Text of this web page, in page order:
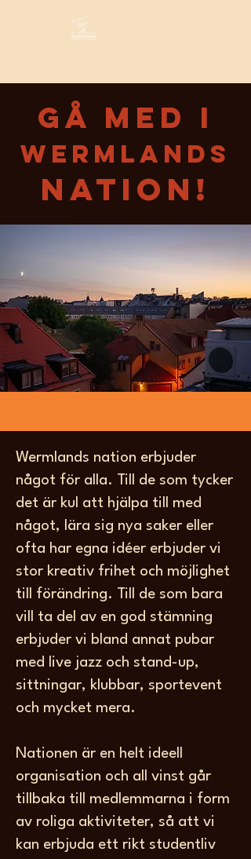
GÅ med i
wermlands
NATION!
Wermlands nation erbjuder
något för alla. Till de som tycker
det är kul att hjälpa till med
något, lära sig nya saker eller
ofta har egna idéer erbjuder vi
stor kreativ frihet och möjlighet
till förändring. Till de som bara
vill ta del av en god stämning
erbjuder vi bland annat pubar
med live jazz och stand-up,
sittningar, klubbar, sportevent
och mycket mera.
Nationen är en helt ideell
organisation och all vinst går
tillbaka till medlemmarna i form
av roliga aktiviteter, så att vi
kan erbjuda ett rikt studentliv